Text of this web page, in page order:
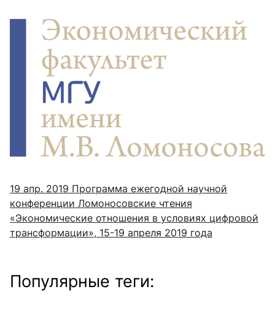
19 апр. 2019 Программа ежегодной научной
конференции Ломоносовские чтения
«Экономические отношения в условиях цифровой
трансформации», 15-19 апреля 2019 года
Популярные теги: